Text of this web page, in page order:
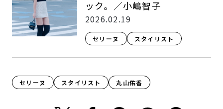
ック。／小嶋智子
2026.02.19
セリーヌ スタイリスト
セリーヌ スタイリスト 丸山佑香